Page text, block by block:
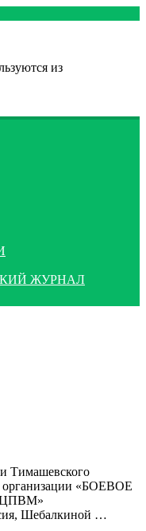
из
ЖУРНАЛ
Тимашевского
организации «БОЕВОЕ
Шебалкиной …